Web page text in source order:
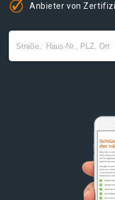
Anbieter von